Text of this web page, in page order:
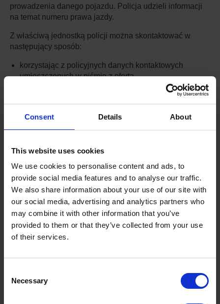
Consent Details About
This website uses cookies
We use cookies to personalise content and ads, to
provide social media features and to analyse our traffic.
We also share information about your use of our site with
our social media, advertising and analytics partners who
may combine it with other information that you’ve
provided to them or that they’ve collected from your use
of their services.
Selection
Necessary
prowadzenia danego pojazdu. Policja udzieli informacji
na temat numeru prawa jazdy.
Z właściwą jednostką policji można skontaktować w
następujący sposób:
korzystając z policyjnych danych kontaktowych
umieszczonych w piśmie z ofertą
za pośrednictwem witryny internetowej policji;
połączenie z wydziałem, który zajmuje się mandatami
karnymi.
Możesz również skontaktować się z
Czy znalazłeś odpowiedź na swoje pytanie w
sekcji „najczęściej zadawane pytania”?
Jeśli nie, rozważ kontakt z nami.